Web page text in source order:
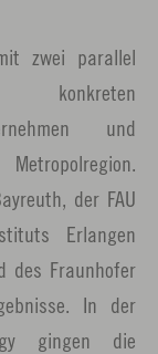
zwei parallel
konkreten
und
der FAU
Erlangen
des Fraunhofer
In der
gingen die